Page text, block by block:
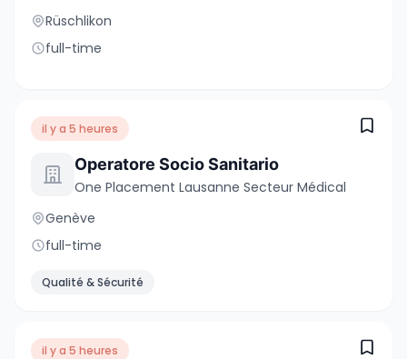
Rüschlikon
full-time
il y a 5 heures
Operatore Socio Sanitario
One Placement Lausanne Secteur Médical
Genève
full-time
Qualité & Sécurité
il y a 5 heures